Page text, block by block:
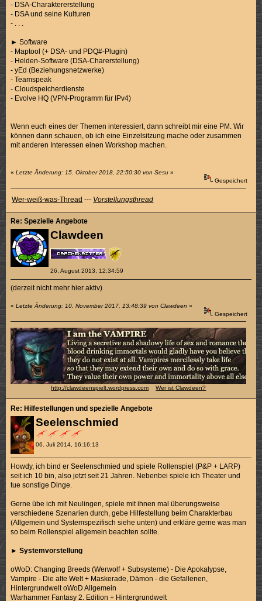
- DSA-Charaktererstellung
- DSA und seine Kulturen
- . . .
► Software
- Maptool (+ DSA- und PDQ#-Plugin)
- Helden-Software (DSA-Charerstellung)
- yEd (Beziehungsnetzwerke)
- Teamspeak
- Cloudspeicherdienste
- Evolve HQ (VPN-Programm für IPv4)
Wenn euch eines der Themen interessiert, dann schreibt mir eine PM. Wir
können dann schauen, ob ich eine Einzelsitzung mache oder zusammen
mit anderen Interessen einen Workshop machen.
«Letzte Änderung: 15. Oktober 2018, 22:50:30 von Sesu »
Gespeichert
Wer-weiß-was-Thread --- Vorstellungsthread
Clawdeen
26. August 2013, 12:34:59
Re: Spezielle Angebote
(derzeit nicht mehr hier aktiv)
«Letzte Änderung: 10. November 2017, 13:48:39 von Clawdeen »
Gespeichert
http://clawdeenspielt.wordpress.com Wer ist Clawdeen?
Seelenschmied
06. Juli 2014, 16:16:13
Re: Hilfestellungen und spezielle Angebote
Howdy, ich bind er Seelenschmied und spiele Rollenspiel (P&P + LARP)
seit ich 10 bin, also jetzt seit 21 Jahren. Nebenbei spiele ich Theater und
tue sonstige Dinge.
Gerne übe ich mit Neulingen, spiele mit ihnen mal überungsweise
verschiedene Szenarien durch, gebe Hilfestellung beim Charakterbau
(Allgemein und Systemspezifisch siehe unten) und erkläre gerne was man
so beim Rollenspiel allgemein beachten sollte.
►Systemvorstellung
oWoD: Changing Breeds (Werwolf + Subsysteme) - Die Apokalypse,
Vampire - Die alte Welt + Maskerade, Dämon - die Gefallenen,
Hintergrundwelt oWoD Allgemein
Warhammer Fantasy 2. Edition + Hintergrundwelt